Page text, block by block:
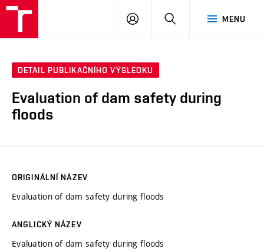
MENU
PŘIHLÁSIT
DETAIL PUBLIKAČNÍHO VÝSLEDKU
Evaluation of dam safety during
floods
ORIGINÁLNÍ NÁZEV
Evaluation of dam safety during floods
ANGLICKÝ NÁZEV
Evaluation of dam safety during floods